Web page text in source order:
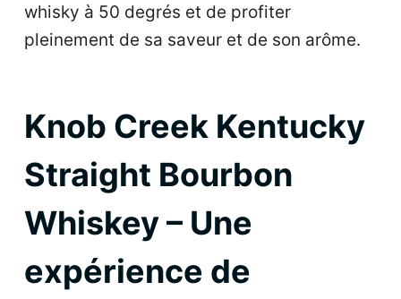
whisky à 50 degrés et de profiter
pleinement de sa saveur et de son arôme.
Knob Creek Kentucky
Straight Bourbon
Whiskey – Une
expérience de